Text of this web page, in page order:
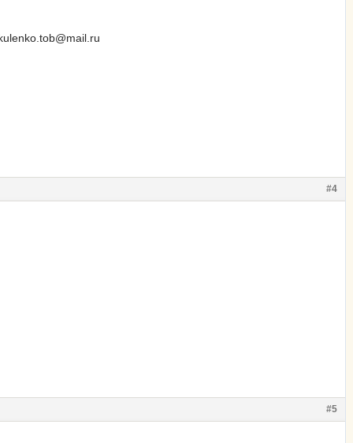
#4
#5